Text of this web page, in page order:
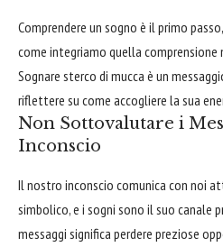
Comprendere un sogno è il primo
come integriamo quella
Sognare sterco di mucca è un
riflettere su come accogliere la sua
Non Sottovalutare i
Inconscio
Il nostro inconscio comunica con noi
simbolico, e i sogni sono il suo canale
messaggi significa perdere preziose